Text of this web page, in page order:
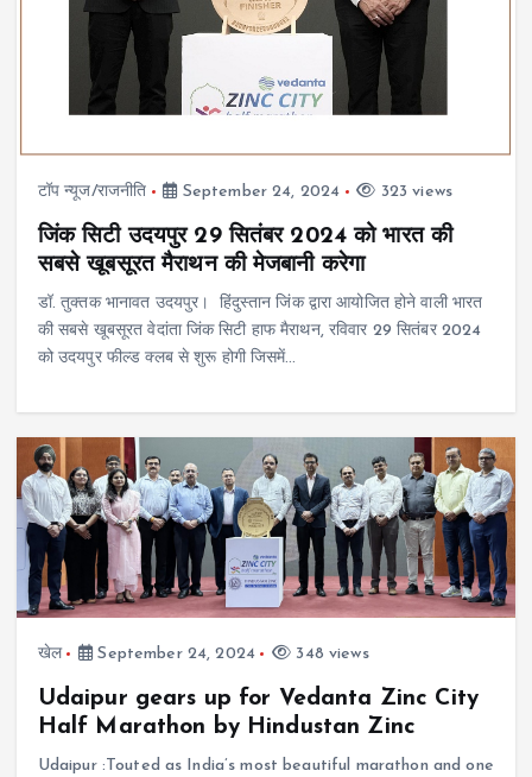
टॉप न्यूज/राजनीति September 24, 2024 323 views
जिंक सिटी उदयपुर 29 सितंबर 2024 को भारत की
सबसे खूबसूरत मैराथन की मेजबानी करेगा
डॉ. तुक्तक भानावत उदयपुर। हिंदुस्तान जिंक द्वारा आयोजित होने वाली भारत
की सबसे खूबसूरत वेदांता जिंक सिटी हाफ मैराथन, रविवार 29 सितंबर 2024
को उदयपुर फील्ड क्लब से शुरू होगी जिसमें…
खेल September 24, 2024 348 views
Udaipur gears up for Vedanta Zinc City
Half Marathon by Hindustan Zinc
Udaipur :Touted as India’s most beautiful marathon and one